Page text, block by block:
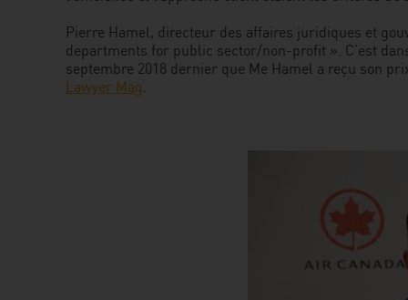
Pierre Hamel, directeur des affaires juridiques et
departments for public sector/non-profit ». C’est
septembre 2018 dernier que Me Hamel a reçu son
Lawyer Mag .